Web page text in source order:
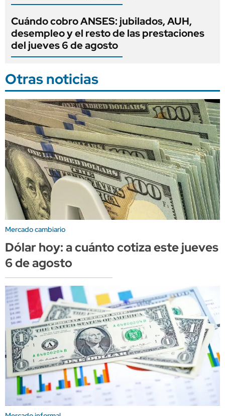
Cuándo cobro ANSES: jubilados, AUH,
desempleo y el resto de las prestaciones
del jueves 6 de agosto
Otras noticias
Mercado cambiario
Dólar hoy: a cuánto cotiza este jueves
6 de agosto